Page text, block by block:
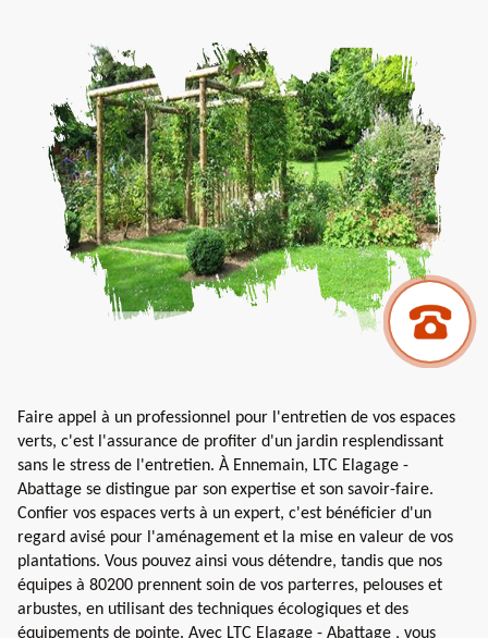
Faire appel à un professionnel pour l'entretien de vos espaces
verts, c'est l'assurance de profiter d'un jardin resplendissant
sans le stress de l'entretien. À Ennemain, LTC Elagage -
Abattage se distingue par son expertise et son savoir-faire.
Confier vos espaces verts à un expert, c'est bénéficier d'un
regard avisé pour l'aménagement et la mise en valeur de vos
plantations. Vous pouvez ainsi vous détendre, tandis que nos
équipes à 80200 prennent soin de vos parterres, pelouses et
arbustes, en utilisant des techniques écologiques et des
équipements de pointe. Avec LTC Elagage - Abattage , vous